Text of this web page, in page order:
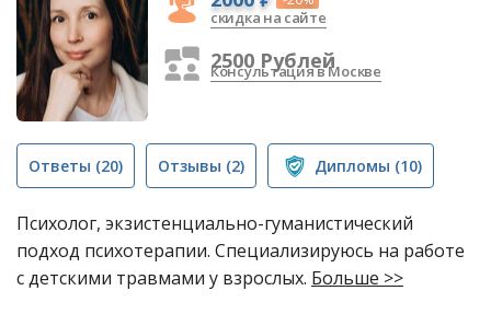
скидка на сайте
2500 Рублей
Консультация в Москве
Ответы (20) Отзывы (2) Дипломы (10)
Психолог, экзистенциально-гуманистический
подход психотерапии. Специализируюсь на работе
с детскими травмами у взрослых. Больше >>